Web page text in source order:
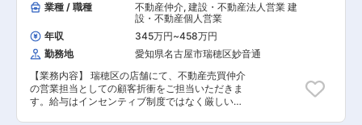
業種 / 職種
不動産仲介, 建設・不動産法人営業 建
設・不動産個人営業
年収
345万円~458万円
勤務地
愛知県名古屋市瑞穂区妙音通
【業務内容】 瑞穂区の店舗にて、不動産売買仲介
の営業担当としての顧客折衝をご担当いただきま
す。給与はインセンティブ制度ではなく厳しいノ